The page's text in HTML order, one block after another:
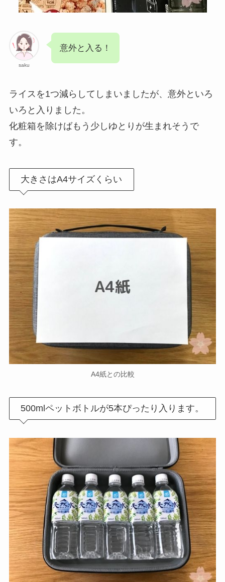
saku
意外と入る！
ライスを1つ減らしてしまいましたが、意外といろ
いろと入りました。
化粧箱を除けばもう少しゆとりが生まれそうで
す。
大きさはA4サイズくらい
A4紙との比較
500mlペットボトルが5本ぴったり入ります。